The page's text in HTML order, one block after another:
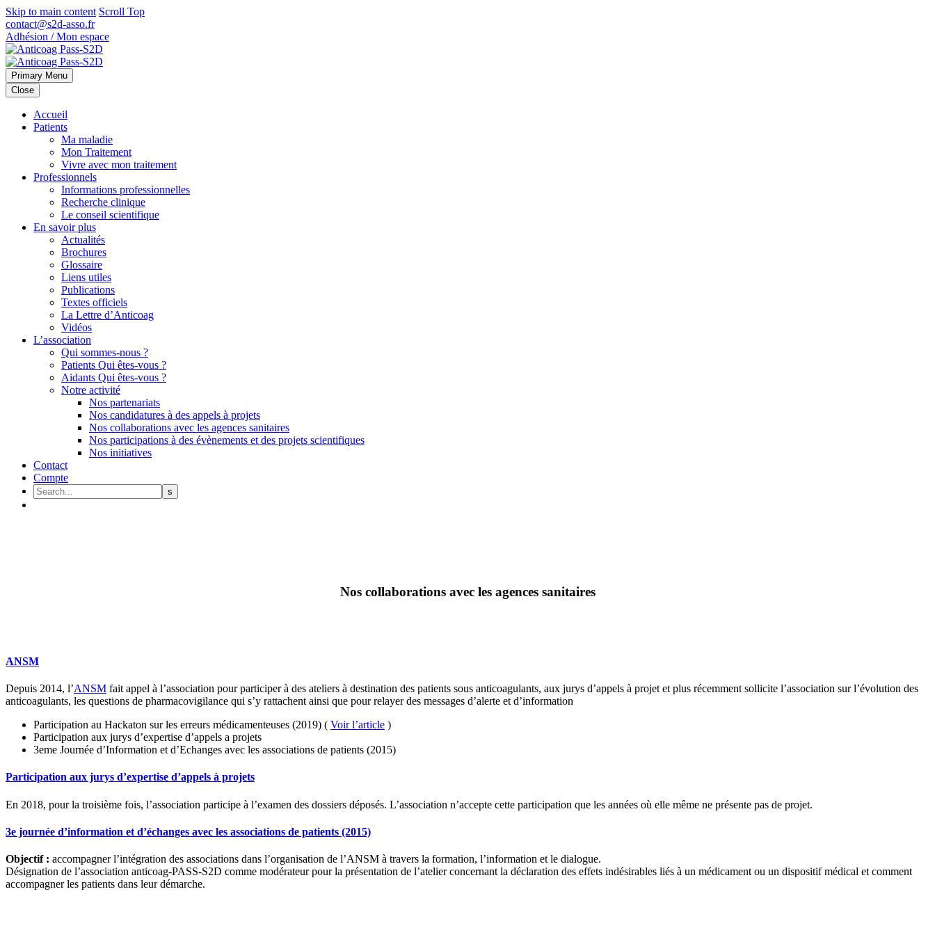
Skip to main content Scroll Top
contact@s2d-asso.fr
Adhésion / Mon espace
Primary Menu
Close
Accueil
Patients
Ma maladie
Mon Traitement
Vivre avec mon traitement
Professionnels
Informations professionnelles
Recherche clinique
Le conseil scientifique
En savoir plus
Actualités
Brochures
Glossaire
Liens utiles
Publications
Textes officiels
La Lettre d’Anticoag
Vidéos
L’association
Qui sommes-nous ?
Patients Qui êtes-vous ?
Aidants Qui êtes-vous ?
Notre activité
Nos partenariats
Nos candidatures à des appels à projets
Nos collaborations avec les agences sanitaires
Nos participations à des évènements et des projets scientifiques
Nos initiatives
Contact
Compte
Nos collaborations avec les agences sanitaires
ANSM
Depuis 2014, l’ANSM fait appel à l’association pour participer à des ateliers à destination des patients sous anticoagulants, aux jurys d’appels à projet et plus récemment sollicite l’association sur l’évolution des
anticoagulants, les questions de pharmacovigilance qui s’y rattachent ainsi que pour relayer des messages d’alerte et d’information
Participation au Hackaton sur les erreurs médicamenteuses (2019) ( Voir l’article )
Participation aux jurys d’expertise d’appels a projets
3eme Journée d’Information et d’Echanges avec les associations de patients (2015)
Participation aux jurys d’expertise d’appels à projets
En 2018, pour la troisième fois, l’association participe à l’examen des dossiers déposés. L’association n’accepte cette participation que les années où elle même ne présente pas de projet.
3e journée d’information et d’échanges avec les associations de patients (2015)
Objectif : accompagner l’intégration des associations dans l’organisation de l’ANSM à travers la formation, l’information et le dialogue.
Désignation de l’association anticoag-PASS-S2D comme modérateur pour la présentation de l’atelier concernant la déclaration des effets indésirables liés à un médicament ou un dispositif médical et comment
accompagner les patients dans leur démarche.